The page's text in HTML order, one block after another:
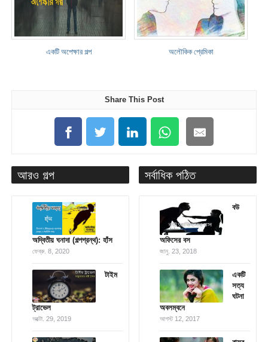
একটি অপেক্ষার গল্প অলৌকিক প্রেমিকা
Share This Post
আরও গল্প
অদ্বিতীয় ঘনাদা (গল্পগ্রন্থ): হাঁস
ফেব্রু. 8, 2020
টাইম
ট্রাভেল
অক্টো. 29, 2019
সর্বাধিক পঠিত
বউ
অফিসের বস
জানু. 23, 2018
একটি
সত্য
ঘটনা
অবলম্বনে
আগস্ট 12, 2017